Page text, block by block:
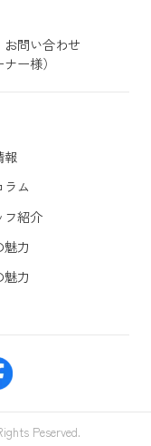
お問い合わせ
ナー様）
報
ラム
フ紹介
魅力
魅力
Peserved.